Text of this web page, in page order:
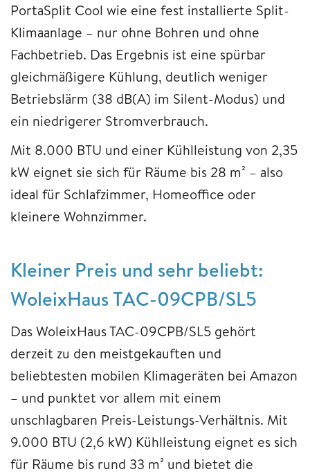
PortaSplit Cool wie eine fest installierte Split-
Klimaanlage – nur ohne Bohren und ohne
Fachbetrieb. Das Ergebnis ist eine spürbar
gleichmäßigere Kühlung, deutlich weniger
Betriebslärm (38 dB(A) im Silent-Modus) und
ein niedrigerer Stromverbrauch.
Mit 8.000 BTU und einer Kühlleistung von 2,35
kW eignet sie sich für Räume bis 28 m² – also
ideal für Schlafzimmer, Homeoffice oder
kleinere Wohnzimmer.
Kleiner Preis und sehr beliebt:
WoleixHaus TAC-09CPB/SL5
Das WoleixHaus TAC-09CPB/SL5 gehört
derzeit zu den meistgekauften und
beliebtesten mobilen Klimageräten bei Amazon
– und punktet vor allem mit einem
unschlagbaren Preis-Leistungs-Verhältnis. Mit
9.000 BTU (2,6 kW) Kühlleistung eignet es sich
für Räume bis rund 33 m² und bietet die